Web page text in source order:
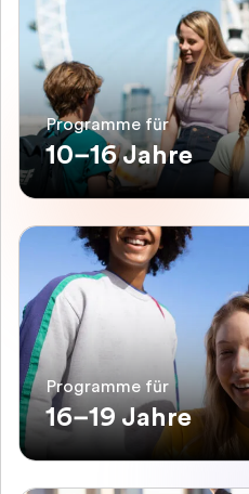
Programme für
10–16 Jahre
Programme für
16–19 Jahre